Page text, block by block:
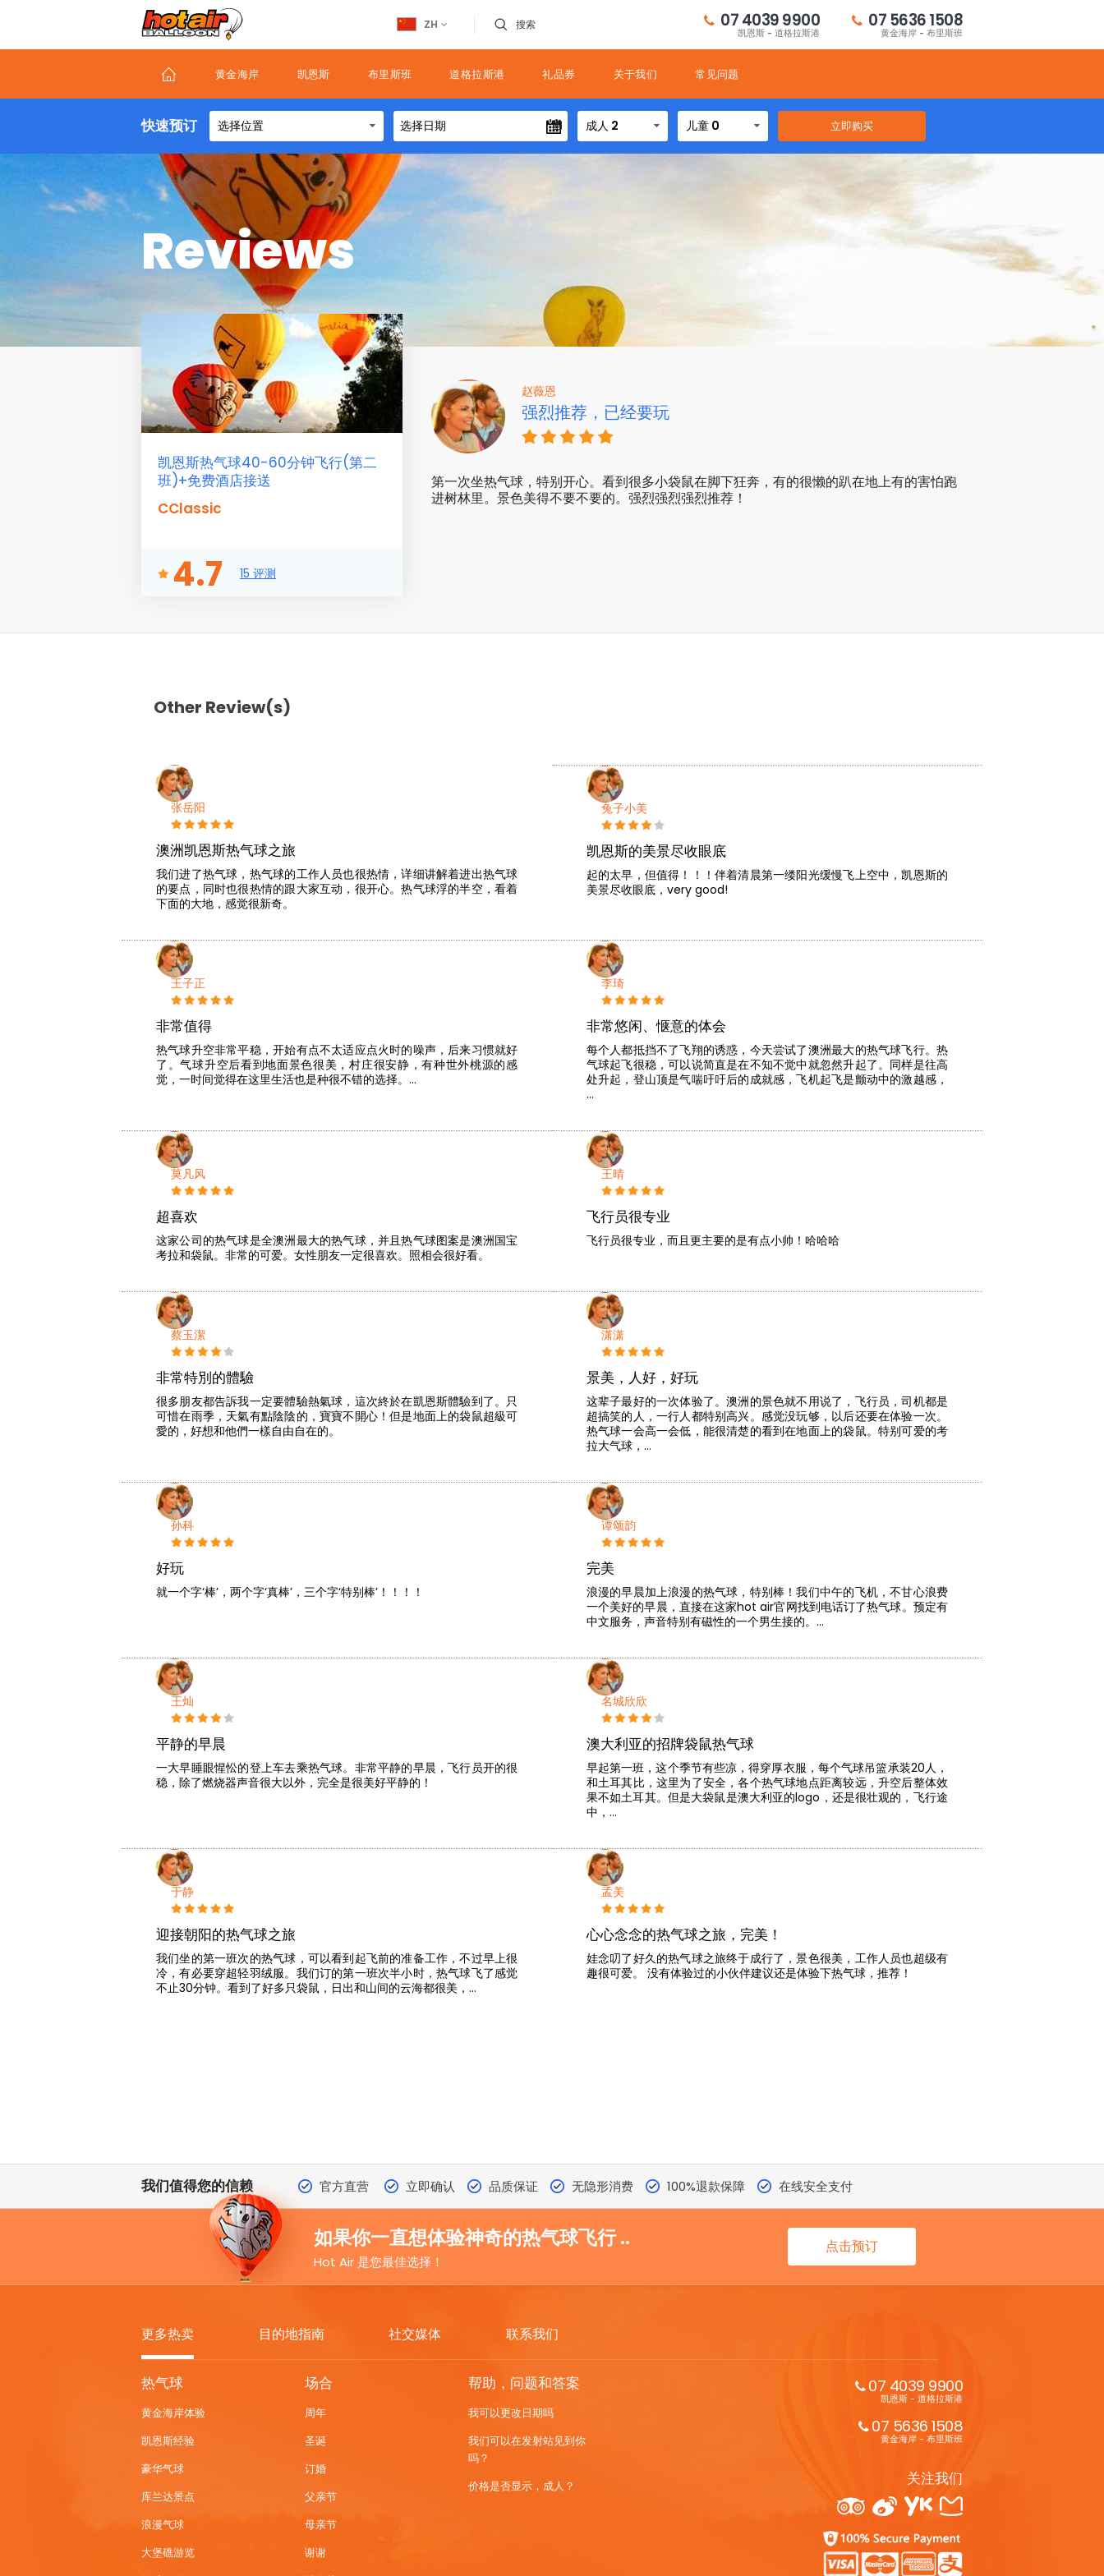
ZH 搜索 07 4039 9900
凯恩斯 - 道格拉斯港
07 5636 1508
黄金海岸 - 布里斯班
黄金海岸 凯恩斯 布里斯班 道格拉斯港 礼品券 关于我们 常见问题
快速预订 选择位置 成人 2 儿童 0
Reviews
凯恩斯热气球40-60分钟飞行(第二
班)+免费酒店接送
CClassic
4.7 15 评测
赵薇恩
强烈推荐，已经要玩
第一次坐热气球，特别开心。看到很多小袋鼠在脚下狂奔，有的很懒的趴在地上有的害怕跑
进树林里。景色美得不要不要的。强烈强烈强烈推荐！
Other Review(s)
张岳阳
澳洲凯恩斯热气球之旅
我们进了热气球，热气球的工作人员也很热情，详细讲解着进出热气球
的要点，同时也很热情的跟大家互动，很开心。热气球浮的半空，看着
下面的大地，感觉很新奇。
兔子小美
凯恩斯的美景尽收眼底
起的太早，但值得！！！伴着清晨第一缕阳光缓慢飞上空中，凯恩斯的
美景尽收眼底，very good!
王子正
非常值得
热气球升空非常平稳，开始有点不太适应点火时的噪声，后来习惯就好
了。气球升空后看到地面景色很美，村庄很安静，有种世外桃源的感
觉，一时间觉得在这里生活也是种很不错的选择。…
李琦
非常悠闲、惬意的体会
每个人都抵挡不了飞翔的诱惑，今天尝试了澳洲最大的热气球飞行。热
气球起飞很稳，可以说简直是在不知不觉中就忽然升起了。同样是往高
处升起，登山顶是气喘吁吁后的成就感，飞机起飞是颤动中的激越感，
…
莫凡风
超喜欢
这家公司的热气球是全澳洲最大的热气球，并且热气球图案是澳洲国宝
考拉和袋鼠。非常的可爱。女性朋友一定很喜欢。照相会很好看。
王晴
飞行员很专业
飞行员很专业，而且更主要的是有点小帅！哈哈哈
蔡玉潔
非常特別的體驗
很多朋友都告訴我一定要體驗熱氣球，這次終於在凱恩斯體驗到了。只
可惜在雨季，天氣有點陰陰的，寶寶不開心！但是地面上的袋鼠超級可
愛的，好想和他們一樣自由自在的。
潇潇
景美，人好，好玩
这辈子最好的一次体验了。澳洲的景色就不用说了，飞行员，司机都是
超搞笑的人，一行人都特别高兴。感觉没玩够，以后还要在体验一次。
热气球一会高一会低，能很清楚的看到在地面上的袋鼠。特别可爱的考
拉大气球，…
孙科
好玩
就一个字‘棒’，两个字‘真棒’，三个字‘特别棒’！！！！
谭颂韵
完美
浪漫的早晨加上浪漫的热气球，特别棒！我们中午的飞机，不甘心浪费
一个美好的早晨，直接在这家hot air官网找到电话订了热气球。预定有
中文服务，声音特别有磁性的一个男生接的。…
王灿
平静的早晨
一大早睡眼惺忪的登上车去乘热气球。非常平静的早晨，飞行员开的很
稳，除了燃烧器声音很大以外，完全是很美好平静的！
名城欣欣
澳大利亚的招牌袋鼠热气球
早起第一班，这个季节有些凉，得穿厚衣服，每个气球吊篮承装20人，
和土耳其比，这里为了安全，各个热气球地点距离较远，升空后整体效
果不如土耳其。但是大袋鼠是澳大利亚的logo，还是很壮观的，飞行途
中，…
于静
迎接朝阳的热气球之旅
我们坐的第一班次的热气球，可以看到起飞前的准备工作，不过早上很
冷，有必要穿超轻羽绒服。我们订的第一班次半小时，热气球飞了感觉
不止30分钟。看到了好多只袋鼠，日出和山间的云海都很美，…
孟美
心心念念的热气球之旅，完美！
娃念叨了好久的热气球之旅终于成行了，景色很美，工作人员也超级有
趣很可爱。 没有体验过的小伙伴建议还是体验下热气球，推荐！
我们值得您的信赖 官方直营 立即确认 品质保证 无隐形消费 100%退款保障 在线安全支付
如果你一直想体验神奇的热气球飞行 ..
Hot Air 是您最佳选择！
点击预订
更多热卖 目的地指南 社交媒体 联系我们
MORE
DEALS
热气球
黄金海岸体验
凯恩斯经验
豪华气球
库兰达景点
浪漫气球
大堡礁游览
场合
周年
圣诞
订婚
父亲节
母亲节
谢谢
帮助，问题和答案
我可以更改日期吗
我们可以在发射站见到你
吗？
价格是否显示，成人？
07 4039 9900
凯恩斯 - 道格拉斯港
07 5636 1508
黄金海岸 - 布里斯班
关注我们